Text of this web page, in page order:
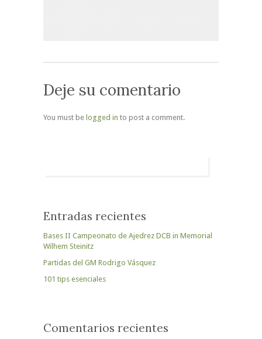
Deje su comentario
You must be logged in to post a comment.
Entradas recientes
Bases II Campeonato de Ajedrez DCB in Memorial
Wilhem Steinitz
Partidas del GM Rodrigo Vásquez
101 tips esenciales
Comentarios recientes